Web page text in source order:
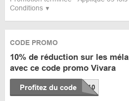
Conditions
CODE PROMO
10% de réduction sur les
avec ce code promo Vivara
Profitez du code